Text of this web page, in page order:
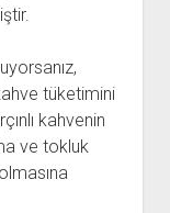
tüketimini
kahvenin
ve tokluk